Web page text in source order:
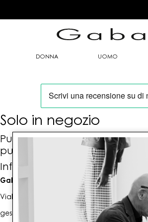
DONNA UOMO
Solo in negozio
Puoi trovare questo articolo
punti vendita:
Info contatti
Gaballo Mario srl
Viale G. Matteotti n. 23 00053